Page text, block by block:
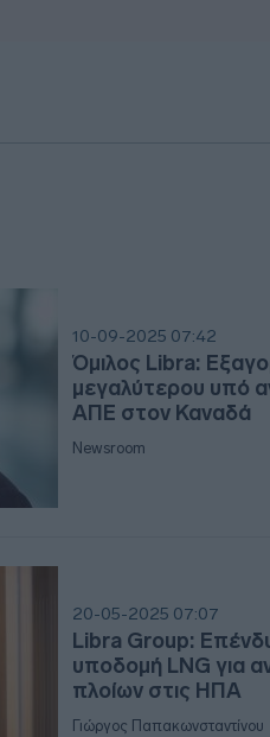
10-09-2025 07:42
Όμιλος Libra:
μεγαλύτερου υπό
ΑΠΕ στον Καναδά
Newsroom
20-05-2025 07:07
Libra Group:
υποδομή LNG για
πλοίων στις ΗΠΑ
Γιώργος Παπακωνσταντίνου